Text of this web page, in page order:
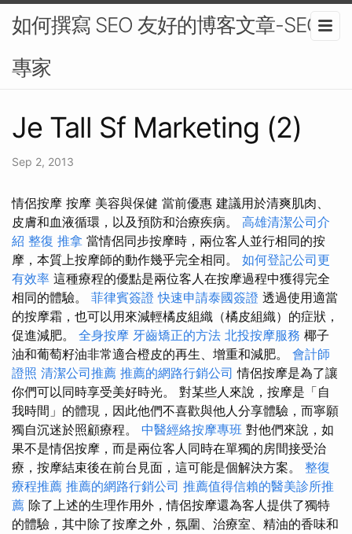
如何撰寫 SEO 友好的博客文章-SEO
專家
Je Tall Sf Marketing (2)
Sep 2, 2013
情侶按摩 按摩 美容與保健 當前優惠 建議用於清爽肌肉、
皮膚和血液循環，以及預防和治療疾病。 高雄清潔公司介
紹 整復 推拿 當情侶同步按摩時，兩位客人並行相同的按
摩，本質上按摩師的動作幾乎完全相同。 如何登記公司更
有效率 這種療程的優點是兩位客人在按摩過程中獲得完全
相同的體驗。 菲律賓簽證 快速申請泰國簽證 透過使用適當
的按摩霜，也可以用來減輕橘皮組織（橘皮組織）的症狀，
促進減肥。 全身按摩 牙齒矯正的方法 北投按摩服務 椰子
油和葡萄籽油非常適合橙皮的再生、增重和減肥。 會計師
證照 清潔公司推薦 推薦的網路行銷公司 情侶按摩是為了讓
你們可以同時享受美好時光。 對某些人來說，按摩是「自
我時間」的體現，因此他們不喜歡與他人分享體驗，而寧願
獨自沉迷於照顧療程。 中醫經絡按摩專班 對他們來說，如
果不是情侶按摩，而是兩位客人同時在單獨的房間接受治
療，按摩結束後在前台見面，這可能是個解決方案。 整復
療程推薦 推薦的網路行銷公司 推薦值得信賴的醫美診所推
薦 除了上述的生理作用外，情侶按摩還為客人提供了獨特
的體驗，其中除了按摩之外，氛圍、治療室、精油的香味和